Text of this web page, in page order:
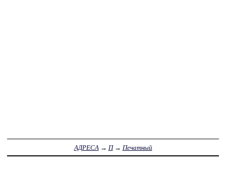
АДРЕСА → П→ Печатный